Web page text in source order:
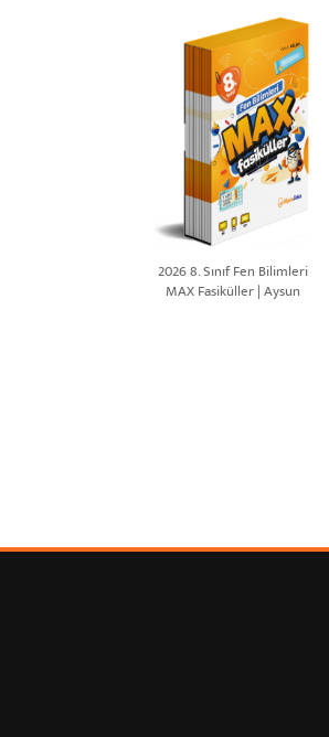
2026 8. Sınıf Fen Bilimleri
MAX Fasiküller | Aysun